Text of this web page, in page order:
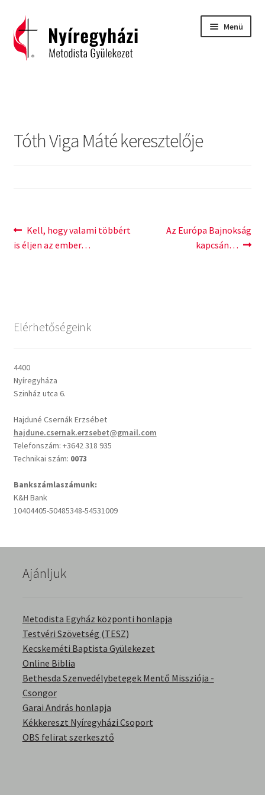
Ugrás
a
navigációhoz
Kilépés
a
tartalomba
Menü
2016 – Igehirdetések
C. H. Spurgeon: Isten ígéreteinek tárháza
Cseri Kálmán: A kegyelem harmatja
Oswald Chambers: Krisztus mindenek felett
Mindennapi kenyerünk
Alkalmaink
Bemutatkozás
Elérhetőségek
English Bible Talks with Granville Pillar
Képek
Kitekintés
Könyvtár
Család-Házasság
Életrajzok-Regények
Tóth Viga Máté keresztelője
Bejegyzés
navigáció
Previous
post:
Kell, hogy valami többért
is éljen az ember…
Next
Az Európa Bajnokság
kapcsán…
Elérhetőségeink
4400
Nyíregyháza
Szinház utca 6.
Hajduné Csernák Erzsébet
hajdune.csernak.erzsebet@gmail.com
Telefonszám: +3642 318 935
Technikai szám: 0073
Bankszámlaszámunk:
K&H Bank
10404405-50485348-54531009
Ajánljuk
Metodista Egyház központi honlapja
Testvéri Szövetség (TESZ)
Kecskeméti Baptista Gyülekezet
Online Biblia
Bethesda Szenvedélybetegek Mentő Missziója -
Csongor
Garai András honlapja
Kékkereszt Nyíregyházi Csoport
OBS felirat szerkesztő